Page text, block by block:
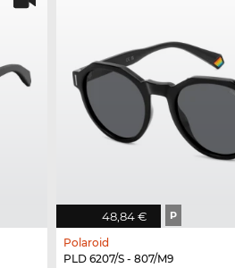
48,84 € P
Polaroid
PLD 6207/S - 807/M9